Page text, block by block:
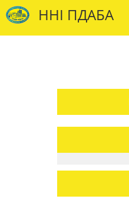
ННІ ПДАБА